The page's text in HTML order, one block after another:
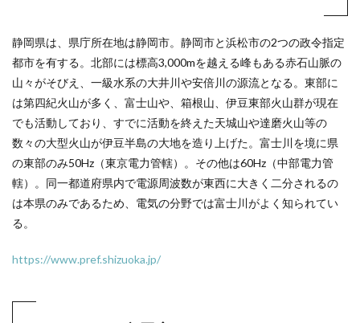
静岡県は、県庁所在地は静岡市。静岡市と浜松市の2つの政令指定
都市を有する。北部には標高3,000mを越える峰もある赤石山脈の
山々がそびえ、一級水系の大井川や安倍川の源流となる。東部に
は第四紀火山が多く、富士山や、箱根山、伊豆東部火山群が現在
でも活動しており、すでに活動を終えた天城山や達磨火山等の
数々の大型火山が伊豆半島の大地を造り上げた。富士川を境に県
の東部のみ50Hz（東京電力管轄）。その他は60Hz（中部電力管
轄）。同一都道府県内で電源周波数が東西に大きく二分されるの
は本県のみであるため、電気の分野では富士川がよく知られてい
る。
https://www.pref.shizuoka.jp/